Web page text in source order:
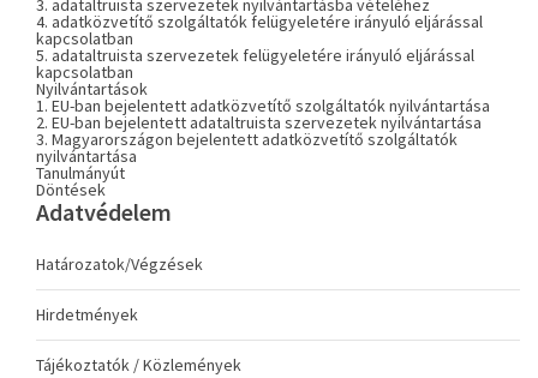
3. adataltruista szervezetek nyilvántartásba vételéhez
4. adatközvetítő szolgáltatók felügyeletére irányuló eljárással
kapcsolatban
5. adataltruista szervezetek felügyeletére irányuló eljárással
kapcsolatban
Nyilvántartások
1. EU-ban bejelentett adatközvetítő szolgáltatók nyilvántartása
2. EU-ban bejelentett adataltruista szervezetek nyilvántartása
3. Magyarországon bejelentett adatközvetítő szolgáltatók
nyilvántartása
Tanulmányút
Döntések
Adatvédelem
Határozatok/Végzések
Hirdetmények
Tájékoztatók / Közlemények